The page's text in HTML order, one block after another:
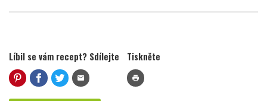
Líbil se vám recept? Sdílejte
mail
Tiskněte
print